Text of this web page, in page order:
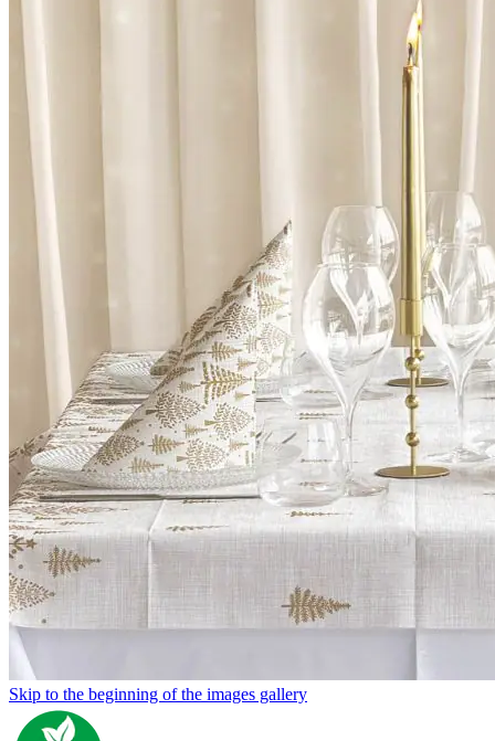
Skip to the beginning of the images gallery